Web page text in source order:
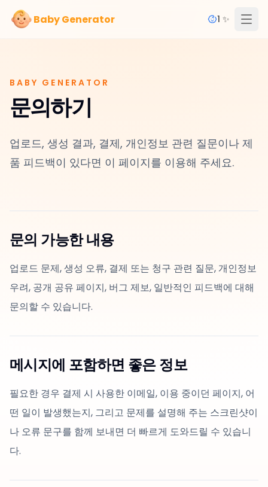
Baby Generator 1 ✨
BABY GENERATOR
문의하기
업로드, 생성 결과, 결제, 개인정보 관련 질문이나 제
품 피드백이 있다면 이 페이지를 이용해 주세요.
문의 가능한 내용
업로드 문제, 생성 오류, 결제 또는 청구 관련 질문, 개인정보
우려, 공개 공유 페이지, 버그 제보, 일반적인 피드백에 대해
문의할 수 있습니다.
메시지에 포함하면 좋은 정보
필요한 경우 결제 시 사용한 이메일, 이용 중이던 페이지, 어
떤 일이 발생했는지, 그리고 문제를 설명해 주는 스크린샷이
나 오류 문구를 함께 보내면 더 빠르게 도와드릴 수 있습니
다.